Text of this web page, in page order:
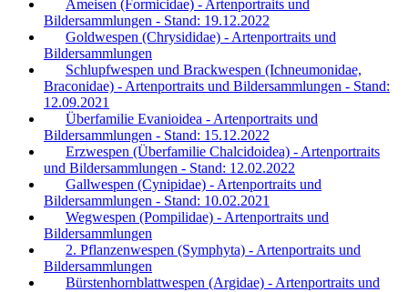
Ameisen (Formicidae) - Artenportraits und
Bildersammlungen - Stand: 19.12.2022
Goldwespen (Chrysididae) - Artenportraits und
Bildersammlungen
Schlupfwespen und Brackwespen (Ichneumonidae,
Braconidae) - Artenportraits und Bildersammlungen - Stand:
12.09.2021
Überfamilie Evanioidea - Artenportraits und
Bildersammlungen - Stand: 15.12.2022
Erzwespen (Überfamilie Chalcidoidea) - Artenportraits
und Bildersammlungen - Stand: 12.02.2022
Gallwespen (Cynipidae) - Artenportraits und
Bildersammlungen - Stand: 10.02.2021
Wegwespen (Pompilidae) - Artenportraits und
Bildersammlungen
2. Pflanzenwespen (Symphyta) - Artenportraits und
Bildersammlungen
Bürstenhornblattwespen (Argidae) - Artenportraits und